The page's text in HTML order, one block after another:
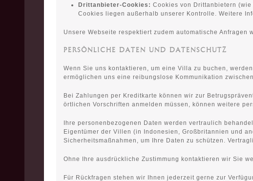
Drittanbieter-Cookies: Cookies von Drittanbietern
Cookies liegen außerhalb unserer Kontrolle. Weitere
Unsere Webseite respektiert zudem automatische Anfragen
PERSÖNLICHE DATEN UND DATENSCHUTZ
Wenn Sie uns kontaktieren, um eine Villa zu buchen,
ermöglichen uns eine reibungslose Kommunikation
Bei Zahlungen per Kreditkarte können wir zur
örtlichen Vorschriften anmelden müssen, können weitere
Ihre personenbezogenen Daten werden vertraulich
Eigentümer der Villen (in Indonesien, Großbritannien und
Sicherheitsmaßnahmen, um Ihre Daten zu schützen.
Ohne Ihre ausdrückliche Zustimmung kontaktieren wir Sie
Für Rückfragen stehen wir Ihnen jederzeit gerne zur